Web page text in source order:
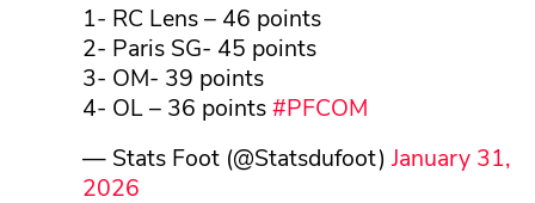
1- RC Lens – 46 points
2- Paris SG- 45 points
3- OM- 39 points
4- OL – 36 points#PFCOM
— Stats Foot (@Statsdufoot) January 31,
2026